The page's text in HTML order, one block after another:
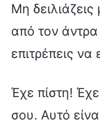
Μη δειλιάζεις
από τον άντρα
επιτρέπεις να
Έχε πίστη!
σου. Αυτό